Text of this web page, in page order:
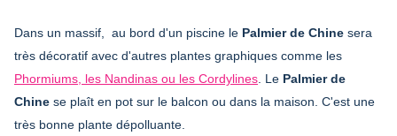
Dans un massif, au bord d'un piscine le Palmier de Chine sera
très décoratif avec d'autres plantes graphiques comme les
Phormiums, les Nandinas ou les Cordylines . Le Palmier de
Chine se plaît en pot sur le balcon ou dans la maison. C'est une
très bonne plante dépolluante.